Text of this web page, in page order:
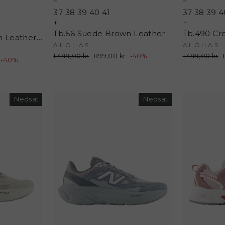
Tb.56 Suede Cream Leather Sneakers - Suede Cream - Alohas
-40%
37 38 39 40 41
+
Tb.56 Suede Brown Leather Sneakers - Suede Brown - Alohas
ALOHAS
Normalpris
1.499,00 kr Udsalgspris
899,00 kr -40%
37 38 39
+
ALOHAS
Normalpris
1.499,00 kr
Nedsat Nedsat